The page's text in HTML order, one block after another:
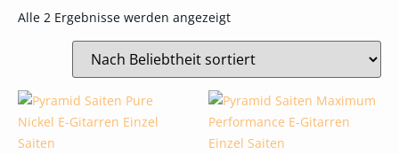
Alle 2 Ergebnisse werden angezeigt